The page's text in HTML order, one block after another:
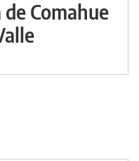
Comahue